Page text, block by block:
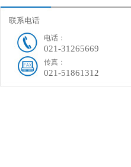
联系电话
电话：
021-31265669
传真：
021-51861312